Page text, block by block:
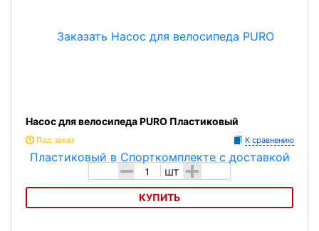
Насос для велосипеда PURO Пластиковый
Под заказ К сравнению
- шт +
КУПИТЬ